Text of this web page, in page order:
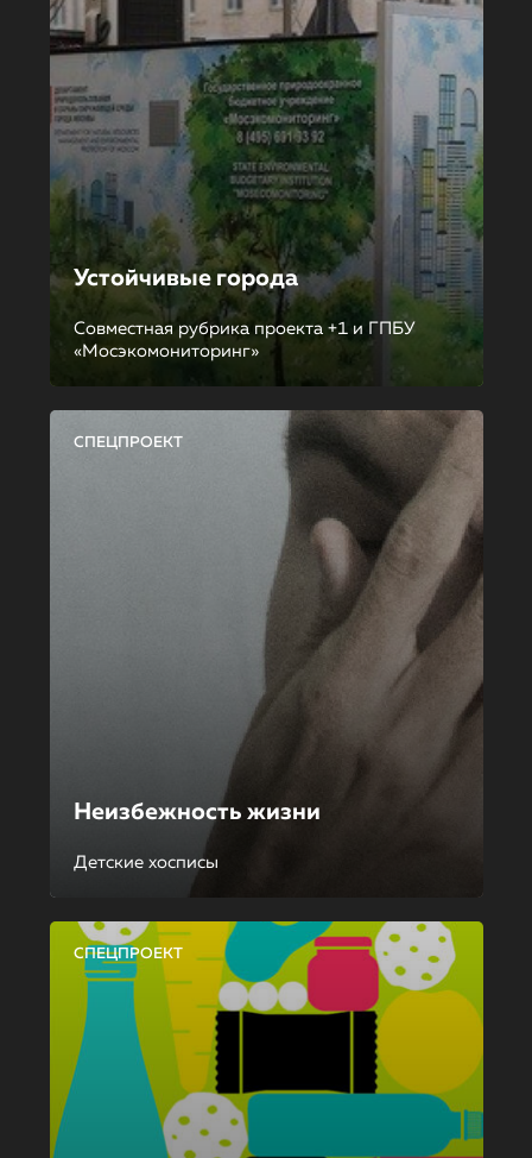
Устойчивые города
Совместная рубрика проекта +1 и ГПБУ
«Мосэкомониторинг»
СПЕЦПРОЕКТ
Неизбежность жизни
Детские хосписы
СПЕЦПРОЕКТ